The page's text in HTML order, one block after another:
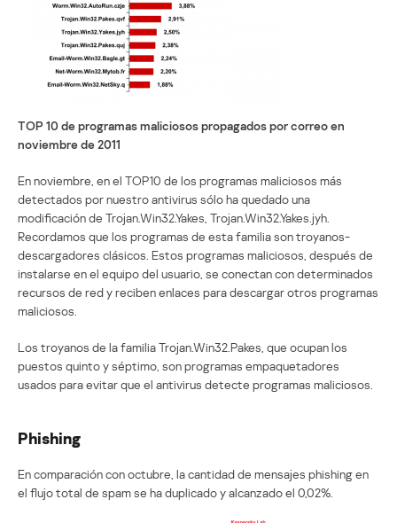
TOP 10 de programas maliciosos propagados por correo en
noviembre de 2011
En noviembre, en el TOP10 de los programas maliciosos más
detectados por nuestro antivirus sólo ha quedado una
modificación de Trojan.Win32.Yakes, Trojan.Win32.Yakes.jyh.
Recordamos que los programas de esta familia son troyanos-
descargadores clásicos. Estos programas maliciosos, después de
instalarse en el equipo del usuario, se conectan con determinados
recursos de red y reciben enlaces para descargar otros programas
maliciosos.
Los troyanos de la familia Trojan.Win32.Pakes, que ocupan los
puestos quinto y séptimo, son programas empaquetadores
usados para evitar que el antivirus detecte programas maliciosos.
Phishing
En comparación con octubre, la cantidad de mensajes phishing en
el flujo total de spam se ha duplicado y alcanzado el 0,02%.